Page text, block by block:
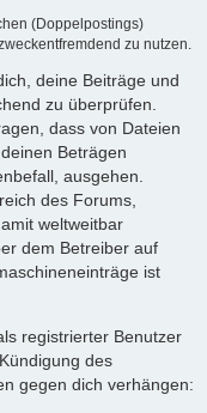
(Doppelpostings)
zu nutzen.
deine Beiträge und
zu überprüfen.
dass von Dateien
Beträgen
ausgehen.
des Forums,
weltweitbar
dem Betreiber auf
ist
registrierter Benutzer
des
gegen dich verhängen: